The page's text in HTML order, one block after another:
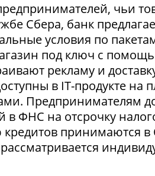
чьи
Сбера, банк
условия по
под ключ с
рекламу и
в IT-продукте
Предпринимателям
ФНС на отсрочку
принимаются в